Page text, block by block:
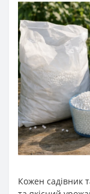
Кожен садівник